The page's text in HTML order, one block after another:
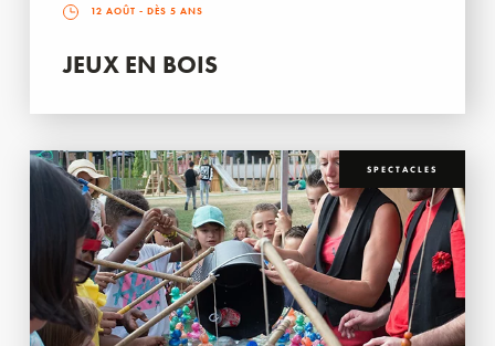
12 AOÛT - DÈS 5 ANS
JEUX EN BOIS
SPECTACLES